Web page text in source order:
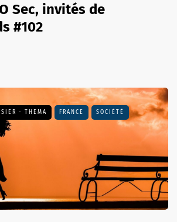
Sec, invités de
#102
- THEMA FRANCE SOCIÉTÉ